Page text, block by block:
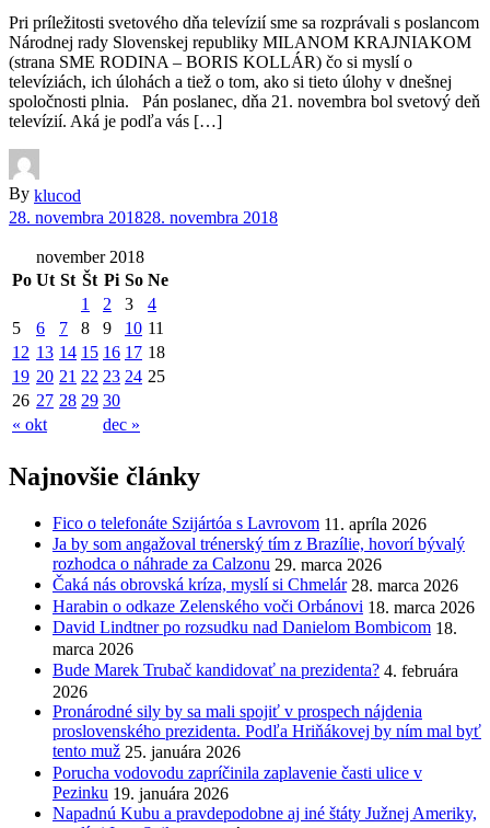
Pri príležitosti svetového dňa televízií sme sa rozprávali s poslancom
Národnej rady Slovenskej republiky MILANOM KRAJNIAKOM
(strana SME RODINA – BORIS KOLLÁR) čo si myslí o
televíziách, ich úlohách a tiež o tom, ako si tieto úlohy v dnešnej
spoločnosti plnia. Pán poslanec, dňa 21. novembra bol svetový deň
televízií. Aká je podľa vás […]
By klucod
28. novembra 201828. novembra 2018
november 2018
Po Ut St Št Pi So Ne
« okt dec »
1 2 3
4
5
6 7 8 9 10 11
12 13 14 15 16 17 18
19 20 21 22 23 24 25
26 27 28 29 30
Najnovšie články
Fico o telefonáte Szijártóa s Lavrovom 11. apríla 2026
Ja by som angažoval trénerský tím z Brazílie, hovorí bývalý
rozhodca o náhrade za Calzonu 29. marca 2026
Čaká nás obrovská kríza, myslí si Chmelár 28. marca 2026
Harabin o odkaze Zelenského voči Orbánovi 18. marca 2026
David Lindtner po rozsudku nad Danielom Bombicom 18.
marca 2026
Bude Marek Trubač kandidovať na prezidenta? 4. februára
2026
Pronárodné sily by sa mali spojiť v prospech nájdenia
proslovenského prezidenta. Podľa Hriňákovej by ním mal byť
tento muž 25. januára 2026
Porucha vodovodu zapríčinila zaplavenie časti ulice v
Pezinku 19. januára 2026
Napadnú Kubu a pravdepodobne aj iné štáty Južnej Ameriky,